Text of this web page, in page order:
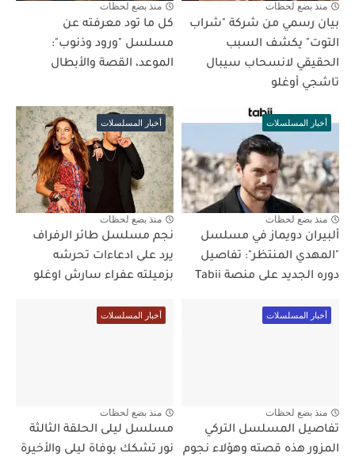
منذ بضع لحظات
بيان رسمي من شركة "شراب
التوت" يكشف السبب
الحقيقي لانسحاب سيبال
تاشجي أوغلو
منذ بضع لحظات
كل ما تود معرفته عن
مسلسل "ورود وذنوب":
الموعد، القصة والأبطال
أخبار المسلسلات
منذ بضع لحظات
ألبيران دويماز في مسلسل
"المهدي المنتظر": تفاصيل
دوره الجديد على منصة Tabii
أخبار المسلسلات
منذ بضع لحظات
نجم مسلسل طائر الرفراف
يرد على ادعاءات تحرشه
بزميلته عفراء سارش اوغلو
أخبار المسلسلات
منذ بضع لحظات
تفاصيل المسلسل التركي
المزور هذه قصته وهؤلاء نجوم
أخبار المسلسلات
منذ بضع لحظات
مسلسل ليلى الحلقة الثالثة
نور تشكك بوفاة ليلى والأخيرة